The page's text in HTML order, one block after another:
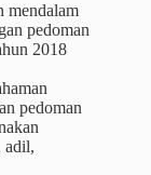
mendalam
pedoman
2018
pedoman
adil,